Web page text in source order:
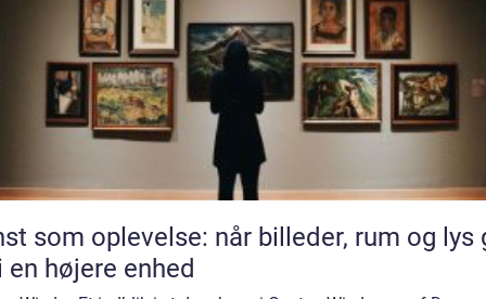
som oplevelse: når billeder, rum og lys
en højere enhed